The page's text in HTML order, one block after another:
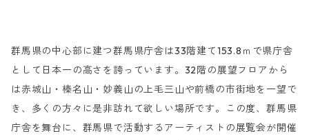
群馬県の中心部に建つ群馬県庁舎は33階建て153.8ｍで県庁舎
として日本一の高さを誇っています。32階の展望フロアから
は赤城山・榛名山・妙義山の上毛三山や前橋の市街地を一望で
き、多くの方々に是非訪れて欲しい場所です。この度、群馬県
庁舎を舞台に、群馬県で活動するアーティストの展覧会が開催